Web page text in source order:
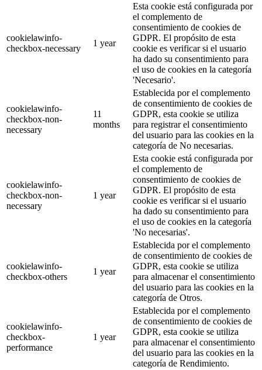
cookielawinfo-
checkbox-necessary
1 year
Esta cookie está configurada por
el complemento de
consentimiento de cookies de
GDPR. El propósito de esta
cookie es verificar si el usuario
ha dado su consentimiento para
el uso de cookies en la categoría
'Necesario'.
cookielawinfo-
checkbox-non-
necessary
11
months
Establecida por el complemento
de consentimiento de cookies de
GDPR, esta cookie se utiliza
para registrar el consentimiento
del usuario para las cookies en la
categoría de No necesarias.
cookielawinfo-
checkbox-non-
necessary
1 year
Esta cookie está configurada por
el complemento de
consentimiento de cookies de
GDPR. El propósito de esta
cookie es verificar si el usuario
ha dado su consentimiento para
el uso de cookies en la categoría
'No necesarias'.
cookielawinfo-
checkbox-others
1 year
Establecida por el complemento
de consentimiento de cookies de
GDPR, esta cookie se utiliza
para almacenar el consentimiento
del usuario para las cookies en la
categoría de Otros.
cookielawinfo-
checkbox-
performance
1 year
Establecida por el complemento
de consentimiento de cookies de
GDPR, esta cookie se utiliza
para almacenar el consentimiento
del usuario para las cookies en la
categoría de Rendimiento.